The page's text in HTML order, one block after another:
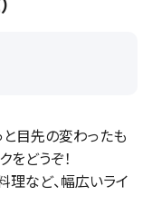
と目先の変わったも
どうぞ！
理など、幅広いライ